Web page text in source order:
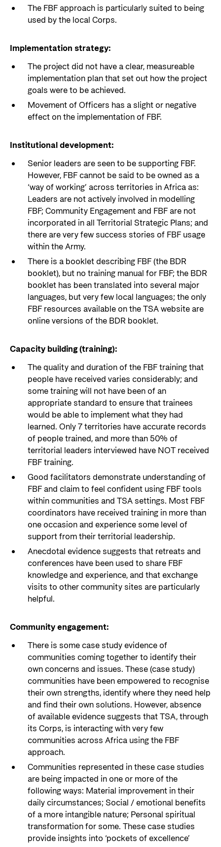
The FBF approach is particularly suited to being
used by the local Corps.
Implementation strategy:
The project did not have a clear, measureable
implementation plan that set out how the project
goals were to be achieved.
Movement of Officers has a slight or negative
effect on the implementation of FBF.
Institutional development:
Senior leaders are seen to be supporting FBF.
However, FBF cannot be said to be owned as a
‘way of working’ across territories in Africa as:
Leaders are not actively involved in modelling
FBF; Community Engagement and FBF are not
incorporated in all Territorial Strategic Plans; and
there are very few success stories of FBF usage
within the Army.
There is a booklet describing FBF (the BDR
booklet), but no training manual for FBF; the BDR
booklet has been translated into several major
languages, but very few local languages; the only
FBF resources available on the TSA website are
online versions of the BDR booklet.
Capacity building (training):
The quality and duration of the FBF training that
people have received varies considerably; and
some training will not have been of an
appropriate standard to ensure that trainees
would be able to implement what they had
learned. Only 7 territories have accurate records
of people trained, and more than 50% of
territorial leaders interviewed have NOT received
FBF training.
Good facilitators demonstrate understanding of
FBF and claim to feel confident using FBF tools
within communities and TSA settings. Most FBF
coordinators have received training in more than
one occasion and experience some level of
support from their territorial leadership.
Anecdotal evidence suggests that retreats and
conferences have been used to share FBF
knowledge and experience, and that exchange
visits to other community sites are particularly
helpful.
Community engagement:
There is some case study evidence of
communities coming together to identify their
own concerns and issues. These (case study)
communities have been empowered to recognise
their own strengths, identify where they need help
and find their own solutions. However, absence
of available evidence suggests that TSA, through
its Corps, is interacting with very few
communities across Africa using the FBF
approach.
Communities represented in these case studies
are being impacted in one or more of the
following ways: Material improvement in their
daily circumstances; Social / emotional benefits
of a more intangible nature; Personal spiritual
transformation for some. These case studies
provide insights into ‘pockets of excellence’